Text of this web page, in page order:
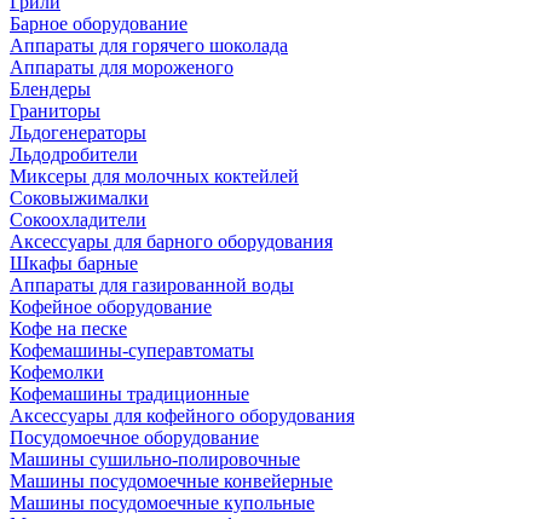
Барное оборудование
Аппараты для горячего шоколада
Аппараты для мороженого
Блендеры
Граниторы
Льдогенераторы
Льдодробители
Миксеры для молочных коктейлей
Соковыжималки
Сокоохладители
Аксессуары для барного оборудования
Шкафы барные
Аппараты для газированной воды
Кофейное оборудование
Кофе на песке
Кофемашины-суперавтоматы
Кофемолки
Кофемашины традиционные
Аксессуары для кофейного оборудования
Посудомоечное оборудование
Машины сушильно-полировочные
Машины посудомоечные конвейерные
Машины посудомоечные купольные